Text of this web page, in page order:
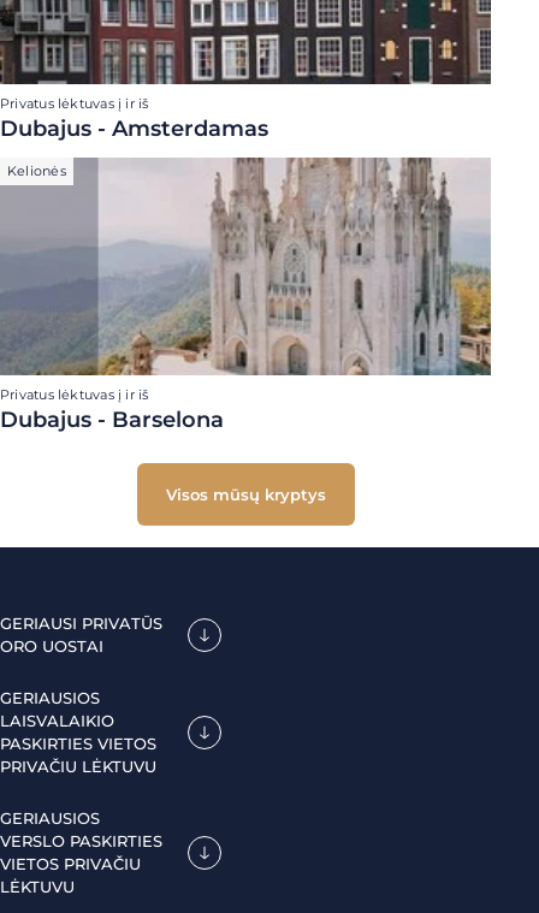
Privatus lėktuvas į ir iš
Dubajus - Amsterdamas
Kelionės
Privatus lėktuvas į ir iš
Dubajus - Barselona
Visos mūsų kryptys
GERIAUSI PRIVATŪS
ORO UOSTAI
GERIAUSIOS
LAISVALAIKIO
PASKIRTIES VIETOS
PRIVAČIU LĖKTUVU
GERIAUSIOS
VERSLO PASKIRTIES
VIETOS PRIVAČIU
LĖKTUVU